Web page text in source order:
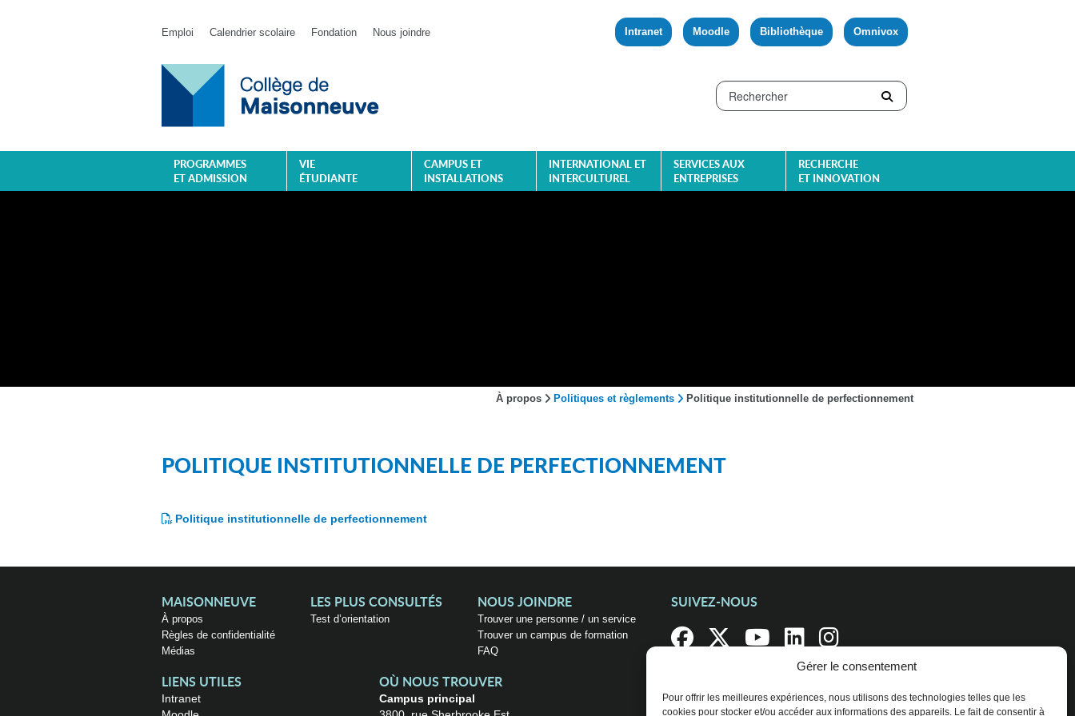
Gérer le consentement
Pour offrir les meilleures expériences, nous utilisons des technologies telles que les
cookies pour stocker et/ou accéder aux informations des appareils. Le fait de consentir à
Emploi Calendrier scolaire Fondation Nous joindre Intranet Moodle Bibliothèque Omnivox
PROGRAMMES
ET ADMISSION
VIE
ÉTUDIANTE
CAMPUS ET
INSTALLATIONS
INTERNATIONAL ET
INTERCULTUREL
SERVICES AUX
ENTREPRISES
RECHERCHE
ET INNOVATION
À propos Politiques et règlements Politique institutionnelle de perfectionnement
POLITIQUE INSTITUTIONNELLE DE PERFECTIONNEMENT
Politique institutionnelle de perfectionnement
MAISONNEUVE
À propos
Règles de confidentialité
Médias
LES PLUS CONSULTÉS
Test d’orientation
NOUS JOINDRE
Trouver une personne / un service
Trouver un campus de formation
FAQ
SUIVEZ-NOUS
LIENS UTILES
Intranet
OÙ NOUS TROUVER
Campus principal